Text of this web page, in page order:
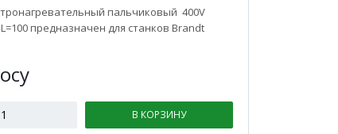
пальчиковый 400V
L=100 предназначен для станков Brandt
осу
В КОРЗИНУ